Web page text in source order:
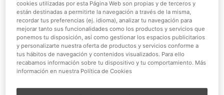
Experiencias únicas con
animales en Halloween
Durante Halloween, Faunia destaca la fascinante
conexión entre el mundo animal y los mitos tradicionales.
Descubre especies nocturnas y misteriosas en un
cookies utilizadas por esta Página Web son propias y de terceros y
están destinadas a permitirte la navegación a través de la misma,
recordar tus preferencias (ej. idioma), analizar tu navegación para
mejorar tanto sus funcionalidades como los productos y servicios que
ponemos tu disposición, así como gestionar los espacios publicitarios
y personalizarte nuestra oferta de productos y servicios conforme a
tus hábitos de navegación y contenidos visualizados. Para ello
recabamos información sobre tu dispositivo y tu comportamiento. Más
información en nuestra Política de Cookies